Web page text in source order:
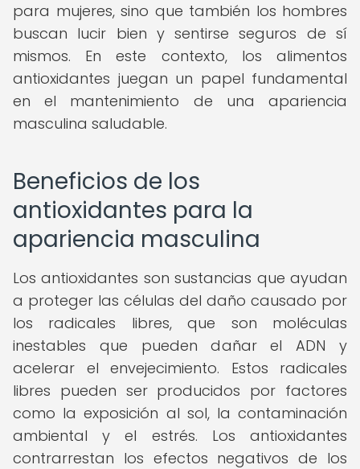
para mujeres, sino que también los hombres
buscan lucir bien y sentirse seguros de sí
mismos. En este contexto, los alimentos
antioxidantes juegan un papel fundamental
en el mantenimiento de una apariencia
masculina saludable.
Beneficios de los
antioxidantes para la
apariencia masculina
Los antioxidantes son sustancias que ayudan
a proteger las células del daño causado por
los radicales libres, que son moléculas
inestables que pueden dañar el ADN y
acelerar el envejecimiento. Estos radicales
libres pueden ser producidos por factores
como la exposición al sol, la contaminación
ambiental y el estrés. Los antioxidantes
contrarrestan los efectos negativos de los